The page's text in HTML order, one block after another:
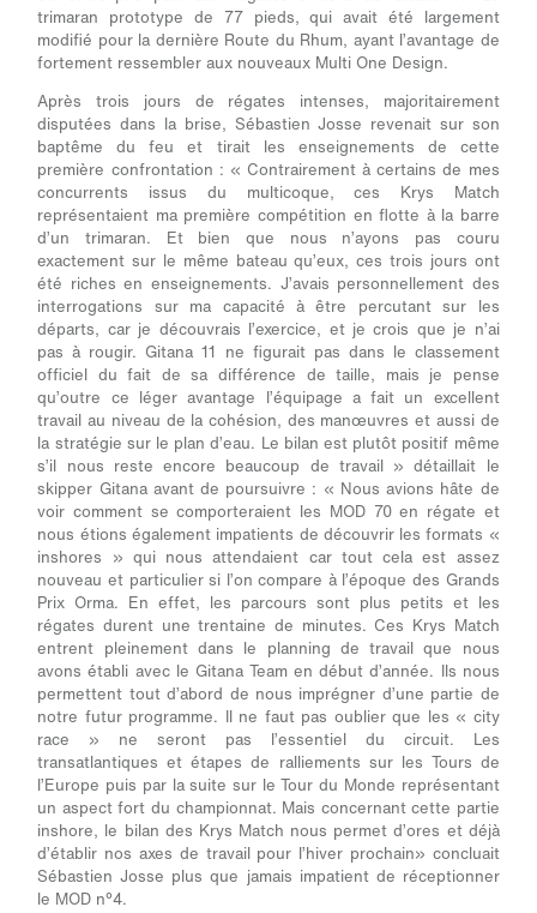
trimaran prototype de 77 pieds, qui avait été largement
modifié pour la dernière Route du Rhum, ayant l’avantage de
fortement ressembler aux nouveaux Multi One Design.
Après trois jours de régates intenses, majoritairement
disputées dans la brise, Sébastien Josse revenait sur son
baptême du feu et tirait les enseignements de cette
première confrontation : « Contrairement à certains de mes
concurrents issus du multicoque, ces Krys Match
représentaient ma première compétition en flotte à la barre
d’un trimaran. Et bien que nous n’ayons pas couru
exactement sur le même bateau qu’eux, ces trois jours ont
été riches en enseignements. J’avais personnellement des
interrogations sur ma capacité à être percutant sur les
départs, car je découvrais l’exercice, et je crois que je n’ai
pas à rougir. Gitana 11 ne figurait pas dans le classement
officiel du fait de sa différence de taille, mais je pense
qu’outre ce léger avantage l’équipage a fait un excellent
travail au niveau de la cohésion, des manœuvres et aussi de
la stratégie sur le plan d’eau. Le bilan est plutôt positif même
s’il nous reste encore beaucoup de travail » détaillait le
skipper Gitana avant de poursuivre : « Nous avions hâte de
voir comment se comporteraient les MOD 70 en régate et
nous étions également impatients de découvrir les formats «
inshores » qui nous attendaient car tout cela est assez
nouveau et particulier si l’on compare à l’époque des Grands
Prix Orma. En effet, les parcours sont plus petits et les
régates durent une trentaine de minutes. Ces Krys Match
entrent pleinement dans le planning de travail que nous
avons établi avec le Gitana Team en début d’année. Ils nous
permettent tout d’abord de nous imprégner d’une partie de
notre futur programme. Il ne faut pas oublier que les « city
race » ne seront pas l’essentiel du circuit. Les
transatlantiques et étapes de ralliements sur les Tours de
l’Europe puis par la suite sur le Tour du Monde représentant
un aspect fort du championnat. Mais concernant cette partie
inshore, le bilan des Krys Match nous permet d’ores et déjà
d’établir nos axes de travail pour l’hiver prochain» concluait
Sébastien Josse plus que jamais impatient de réceptionner
le MOD n°4.